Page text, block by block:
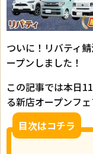
ついに！リバティ
ープンしました！
この記事では本日
る新店オープンフ
目次はコチラ